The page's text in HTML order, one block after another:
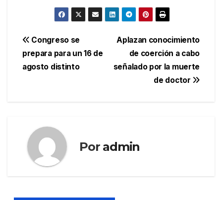
Navegación
de
Aplazan conocimiento
de coerción a cabo
señalado por la muerte
de doctor
Congreso se
prepara para un 16 de
agosto distinto
Por admin